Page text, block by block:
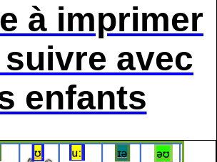
à imprimer
avec
enfants